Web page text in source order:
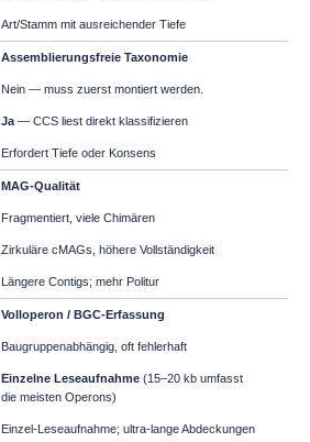
Art/Stamm mit ausreichender Tiefe
Assemblierungsfreie Taxonomie
Nein — muss zuerst montiert werden.
Ja— CCS liest direkt klassifizieren
Erfordert Tiefe oder Konsens
MAG-Qualität
Fragmentiert, viele Chimären
Zirkuläre cMAGs, höhere Vollständigkeit
Längere Contigs; mehr Politur
Volloperon / BGC-Erfassung
Baugruppenabhängig, oft fehlerhaft
Einzelne Leseaufnahme(15–20 kb umfasst
die meisten Operons)
Einzel-Leseaufnahme; ultra-lange Abdeckungen